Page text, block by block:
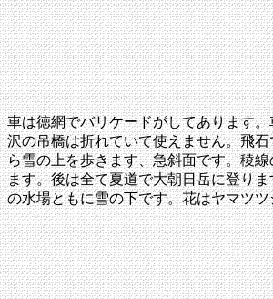
車は徳網でバリケードがしてあります
沢の吊橋は折れていて使えません。飛
ら雪の上を歩きます、急斜面です。稜
ます。後は全て夏道で大朝日岳に登り
の水場ともに雪の下です。花はヤマツ